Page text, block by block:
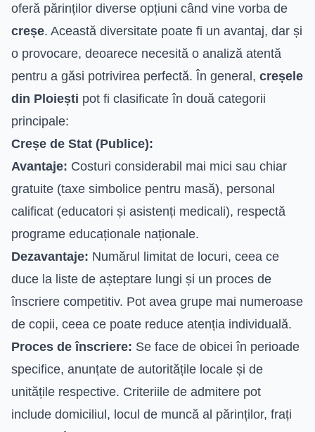
oferă părinților diverse opțiuni când vine vorba de
creșe. Această diversitate poate fi un avantaj, dar și
o provocare, deoarece necesită o analiză atentă
pentru a găsi potrivirea perfectă. În general, creșele
din Ploiești pot fi clasificate în două categorii
principale:
Creșe de Stat (Publice):
Avantaje: Costuri considerabil mai mici sau chiar
gratuite (taxe simbolice pentru masă), personal
calificat (educatori și asistenți medicali), respectă
programe educaționale naționale.
Dezavantaje: Numărul limitat de locuri, ceea ce
duce la liste de așteptare lungi și un proces de
înscriere competitiv. Pot avea grupe mai numeroase
de copii, ceea ce poate reduce atenția individuală.
Proces de înscriere: Se face de obicei în perioade
specifice, anunțate de autoritățile locale și de
unitățile respective. Criteriile de admitere pot
include domiciliul, locul de muncă al părinților, frați